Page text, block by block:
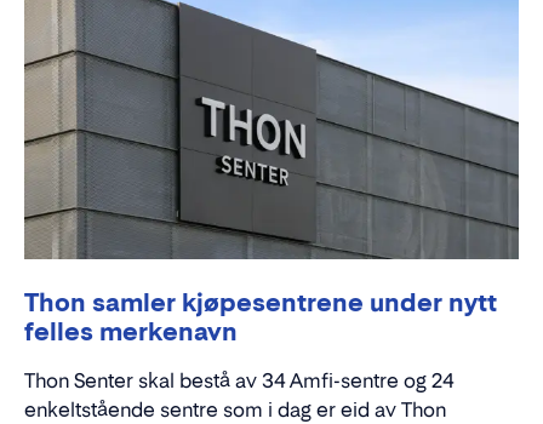
Thon samler kjøpesentrene under nytt
felles merkenavn
Thon Senter skal bestå av 34 Amfi-sentre og 24
enkeltstående sentre som i dag er eid av Thon